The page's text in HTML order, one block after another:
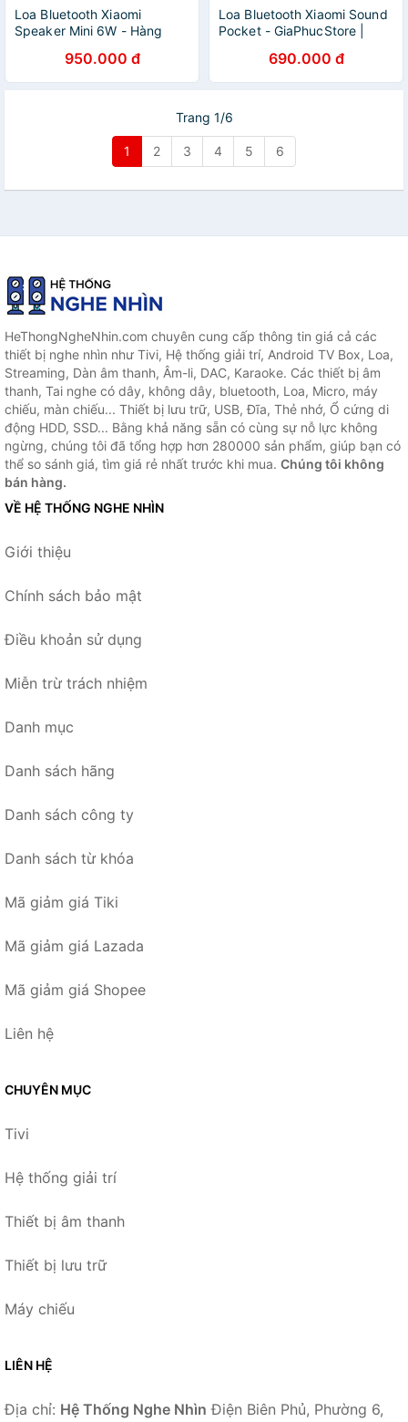
Loa Bluetooth Xiaomi
Speaker Mini 6W - Hàng
950.000 đ
Loa Bluetooth Xiaomi Sound
Pocket - GiaPhucStore |
690.000 đ
Trang 1/6
1 2 3 4 5 6
HeThongNgheNhin.com chuyên cung cấp thông tin giá cả các
thiết bị nghe nhìn như Tivi, Hệ thống giải trí, Android TV Box, Loa,
Streaming, Dàn âm thanh, Âm-li, DAC, Karaoke. Các thiết bị âm
thanh, Tai nghe có dây, không dây, bluetooth, Loa, Micro, máy
chiếu, màn chiếu... Thiết bị lưu trữ, USB, Đĩa, Thẻ nhớ, Ổ cứng di
động HDD, SSD... Bằng khả năng sẵn có cùng sự nỗ lực không
ngừng, chúng tôi đã tổng hợp hơn 280000 sản phẩm, giúp bạn có
thể so sánh giá, tìm giá rẻ nhất trước khi mua. Chúng tôi không
bán hàng.
VỀ HỆ THỐNG NGHE NHÌN
Giới thiệu
Chính sách bảo mật
Điều khoản sử dụng
Miễn trừ trách nhiệm
Danh mục
Danh sách hãng
Danh sách công ty
Danh sách từ khóa
Mã giảm giá Tiki
Mã giảm giá Lazada
Mã giảm giá Shopee
Liên hệ
CHUYÊN MỤC
Tivi
Hệ thống giải trí
Thiết bị âm thanh
Thiết bị lưu trữ
Máy chiếu
LIÊN HỆ
Địa chỉ: Hệ Thống Nghe Nhìn Điện Biên Phủ, Phường 6,